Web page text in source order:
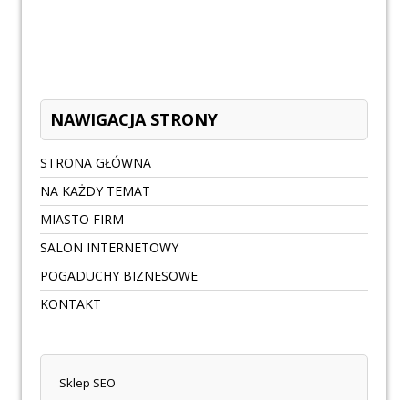
NAWIGACJA STRONY
STRONA GŁÓWNA
NA KAŻDY TEMAT
MIASTO FIRM
SALON INTERNETOWY
POGADUCHY BIZNESOWE
KONTAKT
Sklep SEO